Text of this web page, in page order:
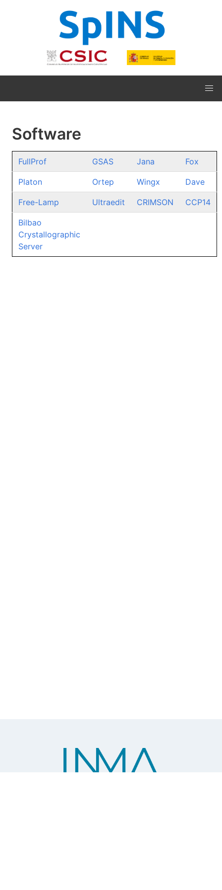
Software
FullProf GSAS Jana Fox
Platon Ortep Wingx Dave
Free-Lamp Ultraedit CRIMSON CCP14
Bilbao
Crystallographic
Server